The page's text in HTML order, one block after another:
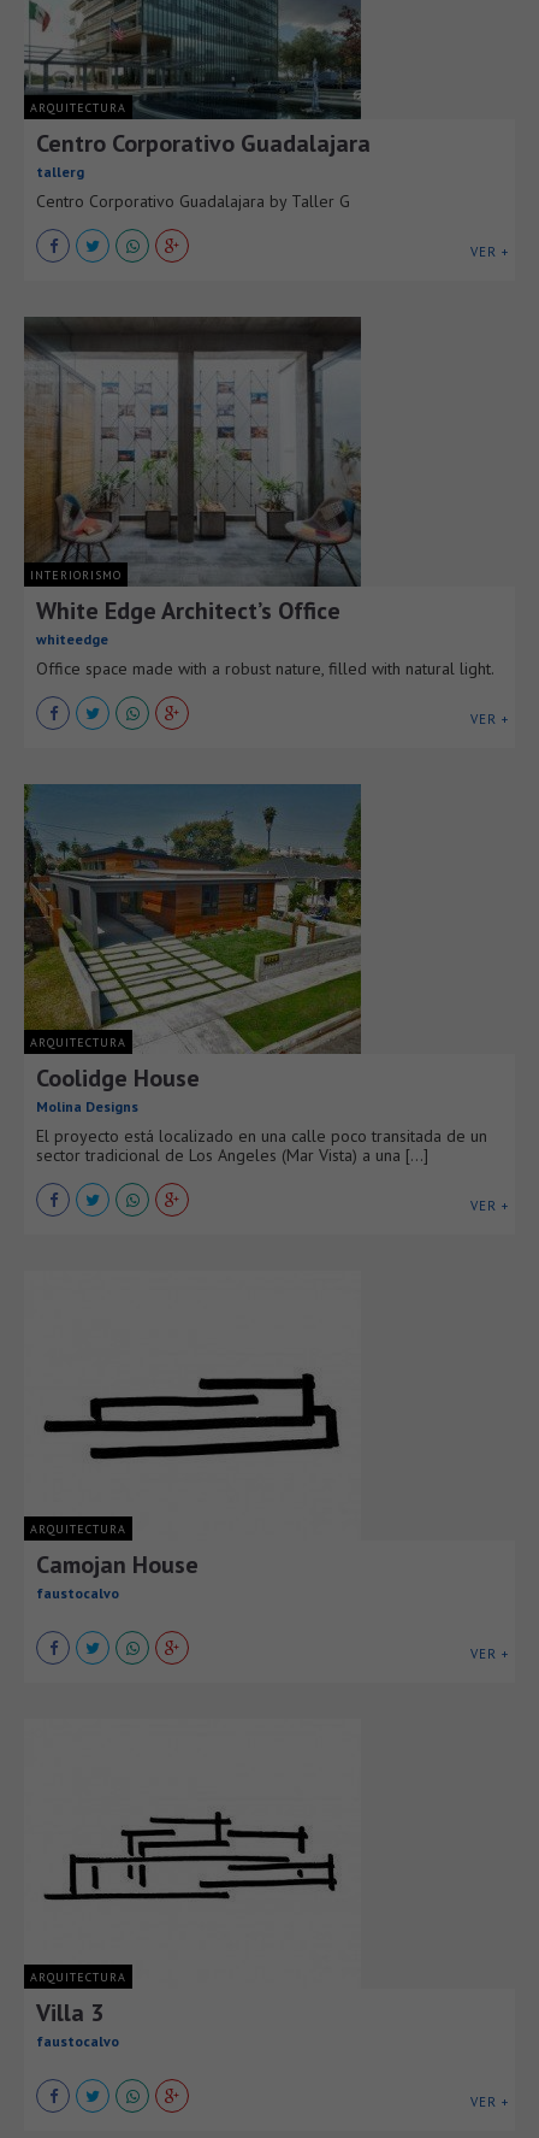
ARQUITECTURA
Centro Corporativo Guadalajara
tallerg
Centro Corporativo Guadalajara by Taller G
VER +
INTERIORISMO
White Edge Architect’s Office
whiteedge
Office space made with a robust nature, filled with natural light.
VER +
ARQUITECTURA
Coolidge House
Molina Designs
El proyecto está localizado en una calle poco transitada de un
sector tradicional de Los Angeles (Mar Vista) a una [...]
VER +
ARQUITECTURA
Camojan House
faustocalvo
VER +
ARQUITECTURA
Villa 3
faustocalvo
VER +